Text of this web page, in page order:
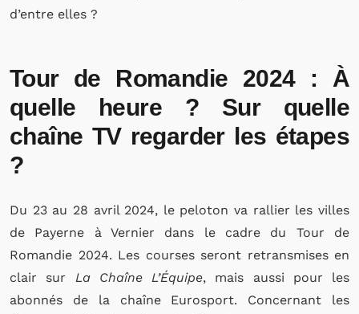
d’entre elles ?
Tour de Romandie 2024 : À
quelle heure ? Sur quelle
chaîne TV regarder les étapes
?
Du 23 au 28 avril 2024, le peloton va rallier les villes
de Payerne à Vernier dans le cadre du Tour de
Romandie 2024. Les courses seront retransmises en
clair sur La Chaîne L’Équipe, mais aussi pour les
abonnés de la chaîne Eurosport. Concernant les